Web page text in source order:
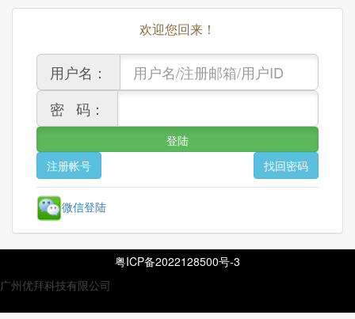
欢迎您回来！
用户名：
密 码：
微信登陆
粤ICP备2022128500号-3
广州优拜科技有限公司